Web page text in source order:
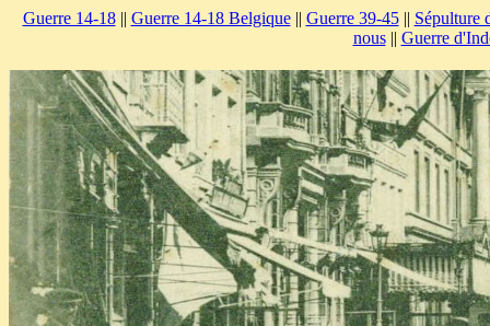
Guerre 14-18|| Guerre 14-18 Belgique|| Guerre 39-45|| Sépulture
nous|| Guerre